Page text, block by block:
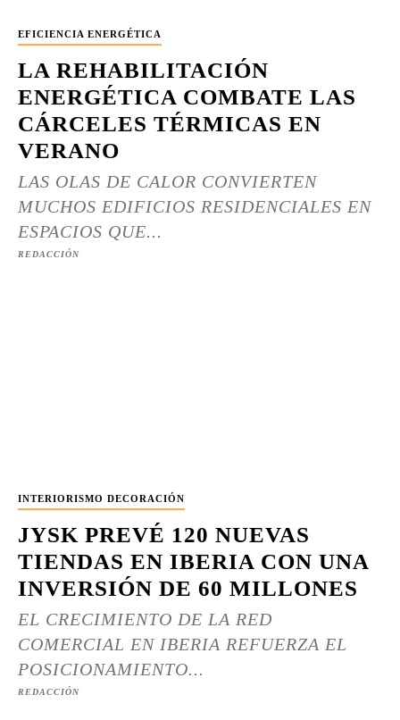
EFICIENCIA ENERGÉTICA
LA REHABILITACIÓN
ENERGÉTICA COMBATE LAS
CÁRCELES TÉRMICAS EN
VERANO
LAS OLAS DE CALOR CONVIERTEN
MUCHOS EDIFICIOS RESIDENCIALES EN
ESPACIOS QUE...
REDACCIÓN
INTERIORISMO DECORACIÓN
JYSK PREVÉ 120 NUEVAS
TIENDAS EN IBERIA CON UNA
INVERSIÓN DE 60 MILLONES
EL CRECIMIENTO DE LA RED
COMERCIAL EN IBERIA REFUERZA EL
POSICIONAMIENTO...
REDACCIÓN